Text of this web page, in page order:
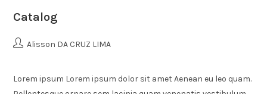
Catalog
Alisson DA CRUZ LIMA
Lorem ipsum Lorem ipsum dolor sit amet Aenean eu leo quam.